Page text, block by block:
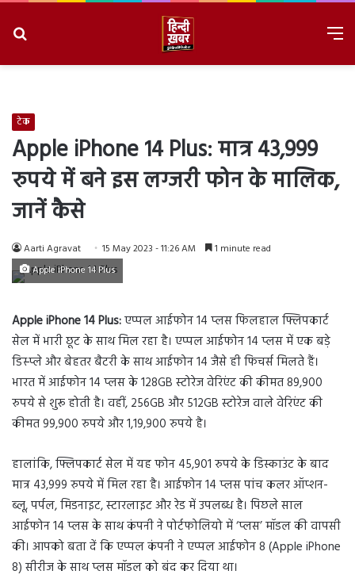
टेक
Apple iPhone 14 Plus: मात्र 43,999
रुपये में बने इस लग्जरी फोन के मालिक,
जानें कैसे
Aarti Agravat 15 May 2023 - 11:26 AM 1 minute read
Apple iPhone 14 Plus
Apple iPhone 14 Plus:एप्पल आईफोन 14 प्लस फिलहाल फ्लिपकार्ट
सेल में भारी छूट के साथ मिल रहा है। एप्पल आईफोन 14 प्लस में एक बड़े
डिस्प्ले और बेहतर बैटरी के साथ आईफोन 14 जैसे ही फिचर्स मिलते हैं।
भारत में आईफोन 14 प्लस के 128GB स्टोरेज वेरिएंट की कीमत 89,900
रुपये से शुरू होती है। वहीं, 256GB और 512GB स्टोरेज वाले वेरिएंट की
कीमत 99,900 रुपये और 1,19,900 रुपये है।
हालांकि, फ्लिपकार्ट सेल में यह फोन 45,901 रुपये के डिस्काउंट के बाद
मात्र 43,999 रुपये में मिल रहा है। आईफोन 14 प्लस पांच कलर ऑप्शन-
ब्लू, पर्पल, मिडनाइट, स्टारलाइट और रेड में उपलब्ध है। पिछले साल
आईफोन 14 प्लस के साथ कंपनी ने पोर्टफोलियो में ‘प्लस’ मॉडल की वापसी
की। आपको बता दें कि एप्पल कंपनी ने एप्पल आईफोन 8 (Apple iPhone
8) सीरीज के साथ प्लस मॉडल को बंद कर दिया था।